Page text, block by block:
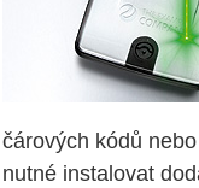
čárových kódů
nutné instalovat